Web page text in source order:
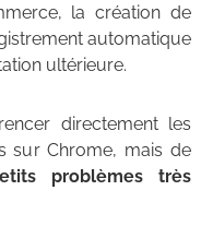
la création de
automatique
ultérieure.
directement les
sur Chrome, mais de
problèmes très